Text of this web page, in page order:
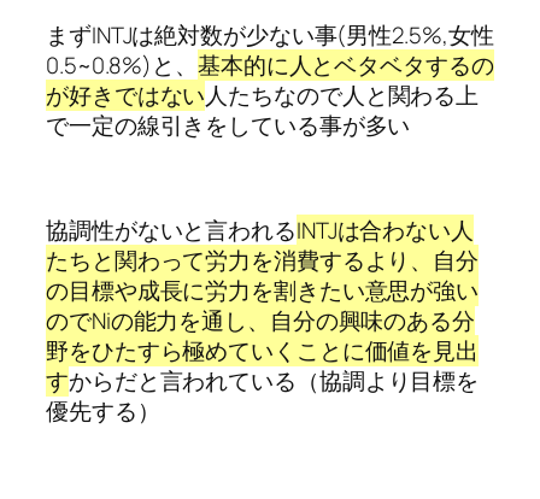
まずINTJは絶対数が少ない事(男性2.5%,女性
0.5~0.8%)と、 基本的に人とベタベタするの
が好きではない人たちなので人と関わる上
で一定の線引きをしている事が多い
協調性がないと言われるINTJは合わない人
たちと関わって労力を消費するより、自分
の目標や成長に労力を割きたい意思が強い
のでNiの能力を通し、自分の興味のある分
野をひたすら極めていくことに価値を見出
すからだと言われている（協調より目標を
優先する）